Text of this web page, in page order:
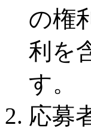
の権
利を
す。
応募